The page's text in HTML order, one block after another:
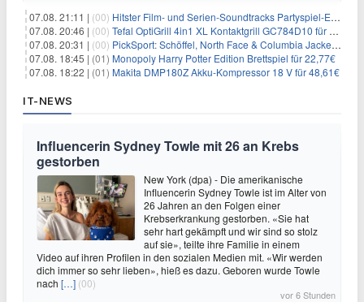
07.08. 21:11 | (00) Hitster Film- und Serien-Soundtracks Partyspiel-Erweiterung für 6,99€
07.08. 20:46 | (00) Tefal OptiGrill 4in1 XL Kontaktgrill GC784D10 für 239,99€
07.08. 20:31 | (00) PickSport: Schöffel, North Face & Columbia Jacken ab 39,60€
07.08. 18:45 | (01) Monopoly Harry Potter Edition Brettspiel für 22,77€
07.08. 18:22 | (01) Makita DMP180Z Akku-Kompressor 18 V für 48,61€
IT-NEWS
Influencerin Sydney Towle mit 26 an Krebs
gestorben
New York (dpa) - Die amerikanische
Influencerin Sydney Towle ist im Alter von
26 Jahren an den Folgen einer
Krebserkrankung gestorben. «Sie hat
sehr hart gekämpft und wir sind so stolz
auf sie», teilte ihre Familie in einem
Video auf ihren Profilen in den sozialen Medien mit. «Wir werden
dich immer so sehr lieben», hieß es dazu. Geboren wurde Towle
nach […] (00)
vor 6 Stunden